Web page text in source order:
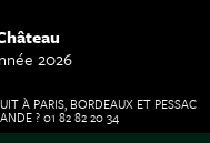
2026
À PARIS, BORDEAUX ET PESSAC
? 01 82 82 20 34